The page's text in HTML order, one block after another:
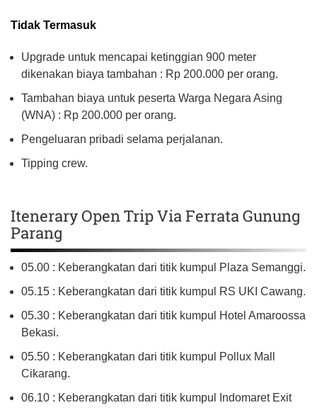
Tidak Termasuk
Upgrade untuk mencapai ketinggian 900 meter
dikenakan biaya tambahan : Rp 200.000 per orang.
Tambahan biaya untuk peserta Warga Negara Asing
(WNA) : Rp 200.000 per orang.
Pengeluaran pribadi selama perjalanan.
Tipping crew.
Itenerary Open Trip Via Ferrata Gunung
Parang
05.00 : Keberangkatan dari titik kumpul Plaza Semanggi.
05.15 : Keberangkatan dari titik kumpul RS UKI Cawang.
05.30 : Keberangkatan dari titik kumpul Hotel Amaroossa
Bekasi.
05.50 : Keberangkatan dari titik kumpul Pollux Mall
Cikarang.
06.10 : Keberangkatan dari titik kumpul Indomaret Exit